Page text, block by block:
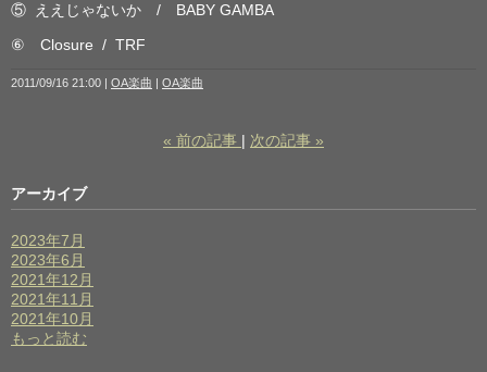
⑤ ええじゃないか / BABY GAMBA
⑥ Closure / TRF
2011/09/16 21:00 OA楽曲 OA楽曲
« 前の記事 次の記事 »
アーカイブ
2023年7月
2023年6月
2021年12月
2021年11月
2021年10月
もっと読む